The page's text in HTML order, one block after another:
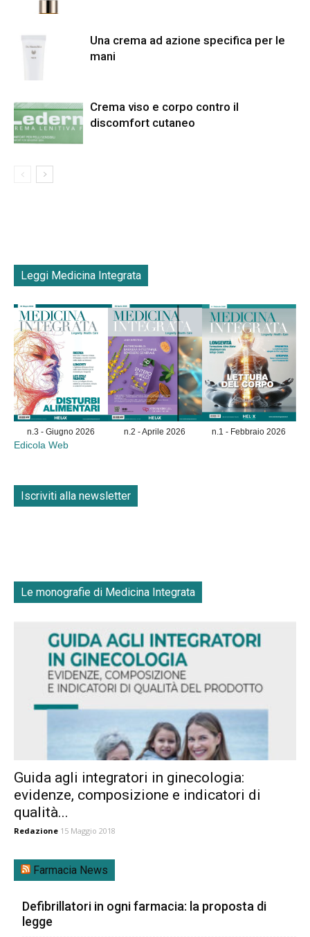
Una crema ad azione specifica per le
mani
Crema viso e corpo contro il
discomfort cutaneo
Leggi Medicina Integrata
n.3 - Giugno 2026 n.2 - Aprile 2026 n.1 - Febbraio 2026
Edicola Web
Iscriviti alla newsletter
Le monografie di Medicina Integrata
Guida agli integratori in ginecologia:
evidenze, composizione e indicatori di
qualità...
Redazione 15 Maggio 2018
Farmacia News
Defibrillatori in ogni farmacia: la proposta di
legge